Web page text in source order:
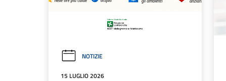
NOTIZIE
15 LUGLIO 2026